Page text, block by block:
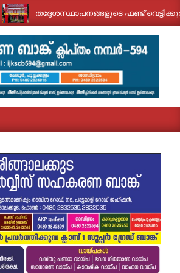
തദ്ദേശസ്ഥാപനങ്ങളുടെ ഫണ്ട് വെട്ടിക്കുറക്കൽ;